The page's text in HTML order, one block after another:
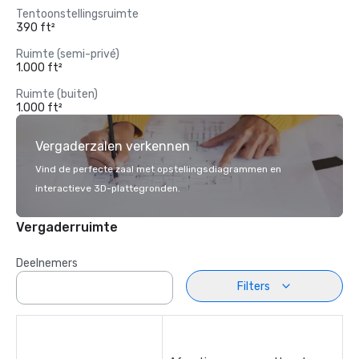
Tentoonstellingsruimte
390 ft²
Ruimte (semi-privé)
1.000 ft²
Ruimte (buiten)
1.000 ft²
Vergaderzalen verkennen
Vind de perfecte zaal met opstellingsdiagrammen en
interactieve 3D-plattegronden.
Vergaderruimte
Deelnemers
Filters